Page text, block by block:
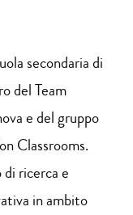
secondaria di
del Team
e del gruppo
Classrooms.
ricerca e
in ambito